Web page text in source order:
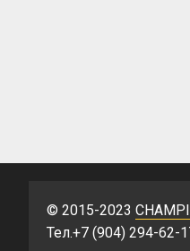
© 2015-2023
Тел.+7 (904) 294-62-